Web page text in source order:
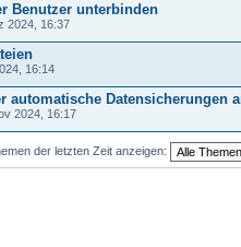
Benutzer unterbinden
2024, 16:37
16:14
automatische Datensicherungen
2024, 16:17
der letzten Zeit anzeigen: